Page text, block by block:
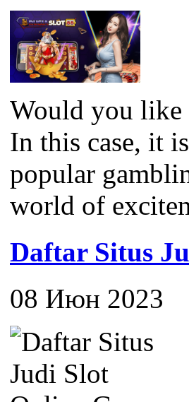
Would you like
In this case, it
popular
world of
Daftar Situs
08 Июн 2023